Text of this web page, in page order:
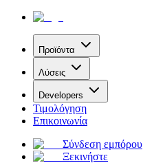
Προϊόντα
Λύσεις
Developers
Τιμολόγηση
Επικοινωνία
Σύνδεση εμπόρου
Ξεκινήστε